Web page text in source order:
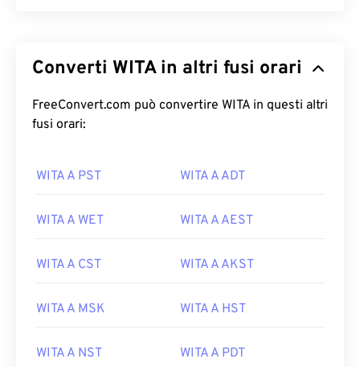
Converti WITA in altri fusi orari
FreeConvert.com può convertire WITA in questi altri
fusi orari:
WITA A PST WITA A ADT
WITA A WET WITA A AEST
WITA A CST WITA A AKST
WITA A MSK WITA A HST
WITA A NST WITA A PDT